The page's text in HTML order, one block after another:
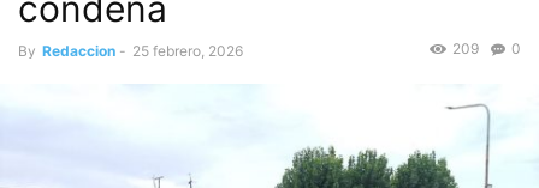
By Redaccion - 25 febrero, 2026 0
209